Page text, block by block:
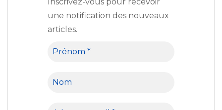
une notification des nouveaux
articles.